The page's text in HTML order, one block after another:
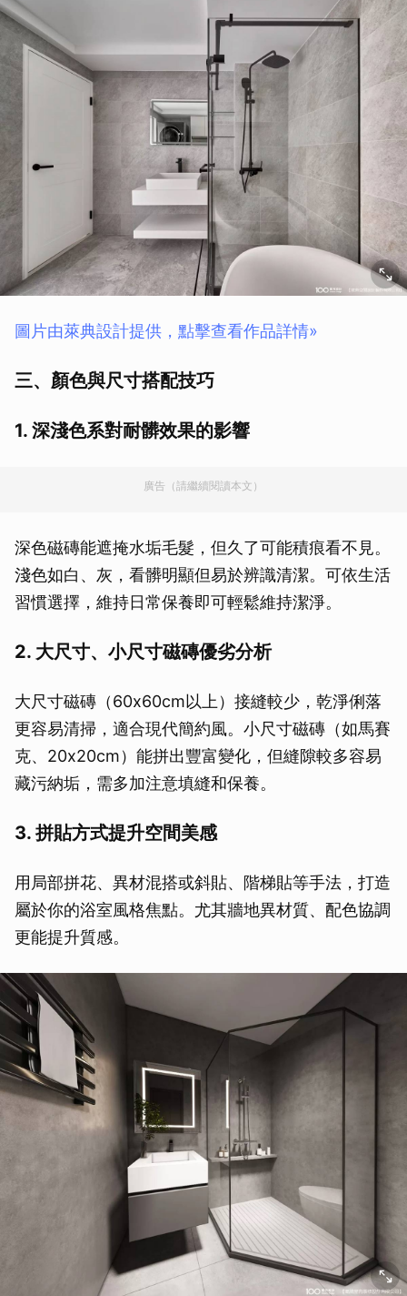
圖片由萊典設計提供，點擊查看作品詳情»
三、顏色與尺寸搭配技巧
1. 深淺色系對耐髒效果的影響
廣告（請繼續閱讀本文）
深色磁磚能遮掩水垢毛髮，但久了可能積痕看不見。
淺色如白、灰，看髒明顯但易於辨識清潔。可依生活
習慣選擇，維持日常保養即可輕鬆維持潔淨。
2. 大尺寸、小尺寸磁磚優劣分析
大尺寸磁磚（60x60cm以上）接縫較少，乾淨俐落
更容易清掃，適合現代簡約風。小尺寸磁磚（如馬賽
克、20x20cm）能拼出豐富變化，但縫隙較多容易
藏污納垢，需多加注意填縫和保養。
3. 拼貼方式提升空間美感
用局部拼花、異材混搭或斜貼、階梯貼等手法，打造
屬於你的浴室風格焦點。尤其牆地異材質、配色協調
更能提升質感。